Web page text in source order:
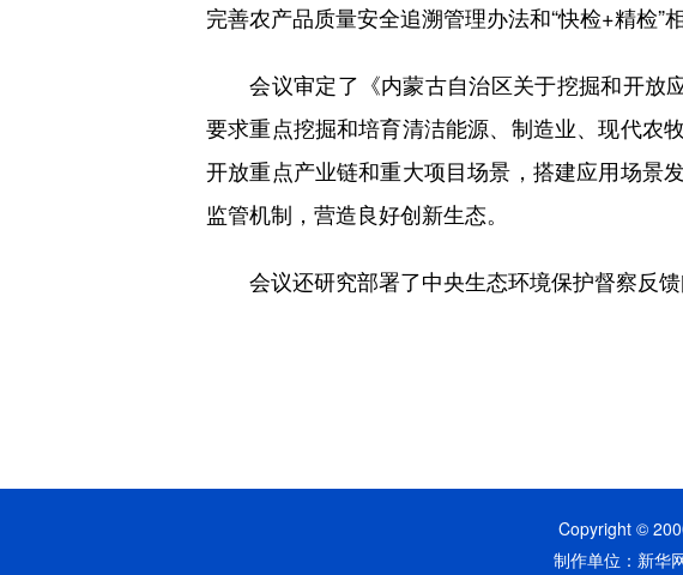
完善农产品质量安全追溯管理办法和“快检+精检”
会议审定了《内蒙古自治区关于挖掘和开放
要求重点挖掘和培育清洁能源、制造业、现代农
开放重点产业链和重大项目场景，搭建应用场景
监管机制，营造良好创新生态。
会议还研究部署了中央生态环境保护督察反馈
Copyright ©
制作单位：新